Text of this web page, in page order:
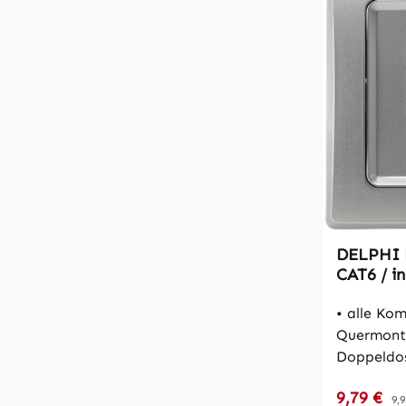
DELPHI
CAT6 /
• alle
der
9,79 €